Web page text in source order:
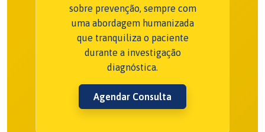
sobre prevenção, sempre com
uma abordagem humanizada
que tranquiliza o paciente
durante a investigação
diagnóstica.
Agendar Consulta